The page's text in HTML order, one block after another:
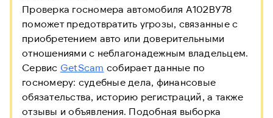
Проверка госномера автомобиля А102ВУ78
поможет предотвратить угрозы, связанные с
приобретением авто или доверительными
отношениями с неблагонадежным владельцем.
Сервис GetScam собирает данные по
госномеру: судебные дела, финансовые
обязательства, историю регистраций, а также
отзывы и объявления. Подобная выборка